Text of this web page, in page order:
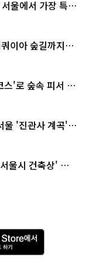
울에서 가장 특별
이아 숲길까지…
'로 숲속 피서 떠
울 '진관사 계곡'이
울시 건축상' 수
A
p
p